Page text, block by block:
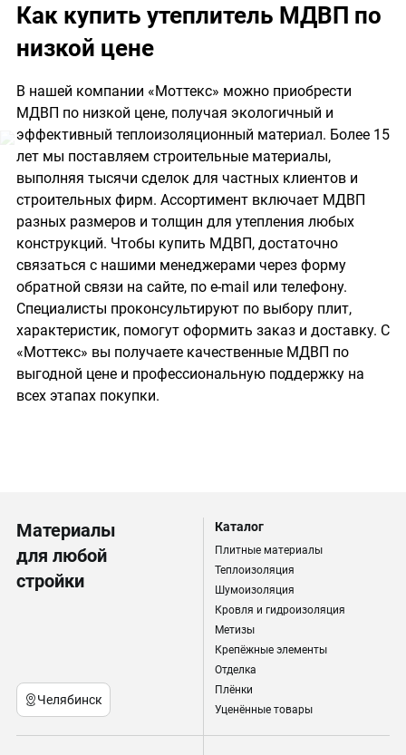
Как купить утеплитель МДВП по
низкой цене
В нашей компании «Моттекс» можно приобрести
МДВП по низкой цене, получая экологичный и
эффективный теплоизоляционный материал. Более 15
лет мы поставляем строительные материалы,
выполняя тысячи сделок для частных клиентов и
строительных фирм. Ассортимент включает МДВП
разных размеров и толщин для утепления любых
конструкций. Чтобы купить МДВП, достаточно
связаться с нашими менеджерами через форму
обратной связи на сайте, по e-mail или телефону.
Специалисты проконсультируют по выбору плит,
характеристик, помогут оформить заказ и доставку. С
«Моттекс» вы получаете качественные МДВП по
выгодной цене и профессиональную поддержку на
всех этапах покупки.
Материалы
для любой
стройки
Челябинск
Каталог
Плитные материалы
Теплоизоляция
Шумоизоляция
Кровля и гидроизоляция
Метизы
Крепёжные элементы
Отделка
Плёнки
Уценённые товары